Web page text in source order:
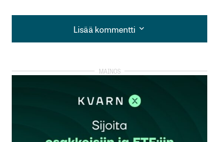
Lisää kommentti
Lisää kommentti
kirjautua
rekisteröityä